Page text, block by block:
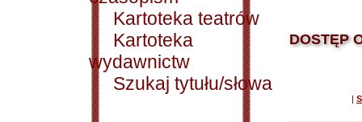
Kartoteka teatrów
Kartoteka
wydawnictw
Szukaj tytułu/słowa
DOSTĘP
|